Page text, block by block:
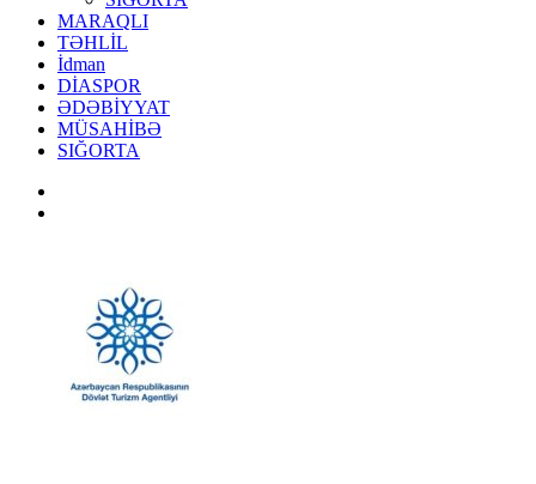
MARAQLI
TƏHLİL
İdman
DİASPOR
ƏDƏBİYYAT
MÜSAHİBƏ
SIĞORTA